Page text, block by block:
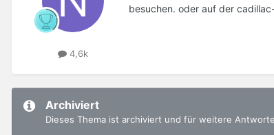
4,6k
besuchen. oder auf der
Archiviert
Dieses Thema ist archiviert und für weitere